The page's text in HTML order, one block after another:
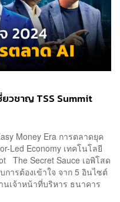
ยวชาญ TSS Summit
Money Era การตลาดยุค
Led Economy เทคโนโลยี
The Secret Sauce เอพิโสด
ารต้องเข้าใจ จาก 5 อินไซต์
เจ้าหน้าที่บริหาร ธนาคาร